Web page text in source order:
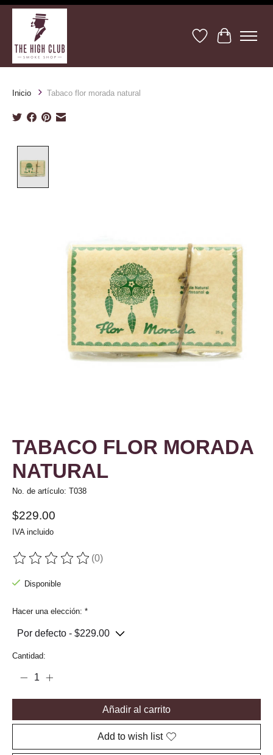
Lista de deseos
Cesta
Inicio Tabaco flor morada natural
TABACO FLOR MORADA
NATURAL
No. de artículo: T038
$229.00
IVA incluido
The rating of this product is
(0)
Disponible
Hacer una elección: *
Cantidad:
Añadir al carrito
Add to wish list